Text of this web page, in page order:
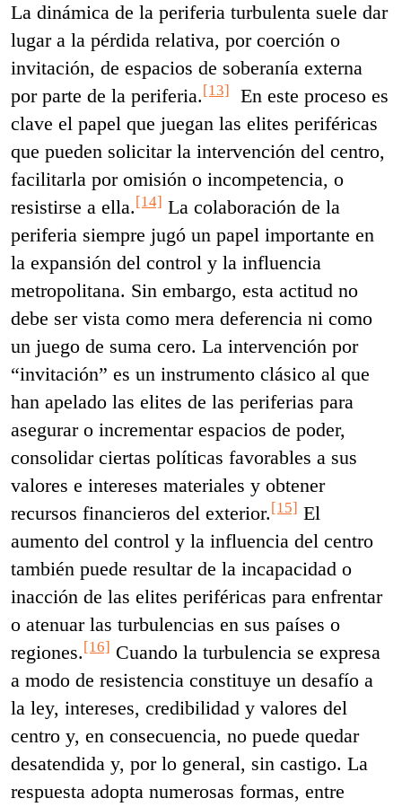
La dinámica de la periferia turbulenta suele dar
lugar a la pérdida relativa, por coerción o
invitación, de espacios de soberanía externa
por parte de la periferia.[13]
En este proceso es
clave el papel que juegan las elites periféricas
que pueden solicitar la intervención del centro,
facilitarla por omisión o incompetencia, o
resistirse a ella.[14] La colaboración de la
periferia siempre jugó un papel importante en
la expansión del control y la influencia
metropolitana. Sin embargo, esta actitud no
debe ser vista como mera deferencia ni como
un juego de suma cero. La intervención por
“invitación” es un instrumento clásico al que
han apelado las elites de las periferias para
asegurar o incrementar espacios de poder,
consolidar ciertas políticas favorables a sus
valores e intereses materiales y obtener
recursos financieros del exterior.[15] El
aumento del control y la influencia del centro
también puede resultar de la incapacidad o
inacción de las elites periféricas para enfrentar
o atenuar las turbulencias en sus países o
regiones.[16] Cuando la turbulencia se expresa
a modo de resistencia constituye un desafío a
la ley, intereses, credibilidad y valores del
centro y, en consecuencia, no puede quedar
desatendida y, por lo general, sin castigo. La
respuesta adopta numerosas formas, entre